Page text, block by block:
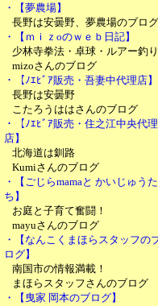
・【夢農場】
長野は安曇野、夢農場のブログ
・【ｍｉｚoのｗｅｂ日記】
少林寺拳法・卓球・ルアー釣り
mizoさんのブログ
・【ﾉｴﾋﾞｱ販売・吾妻中代理店】
長野は安曇野
こたろうははさんのブログ
・【ﾉｴﾋﾞｱ販売・住之江中央代理
店】
北海道は釧路
Kumiさんのブログ
・【ごじらmamaと かいじゅうた
ち】
お庭と子育て奮闘！
mayuさんのブログ
・【なんこくまほらスタッフの
ログ】
南国市の情報満載！
まほらスタッフさんのブログ
・【曳家 岡本のブログ】